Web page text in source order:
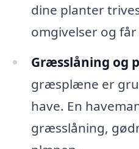
dine planter
omgivelser og
Græsslåning og
græsplæne er
have. En
græsslåning,